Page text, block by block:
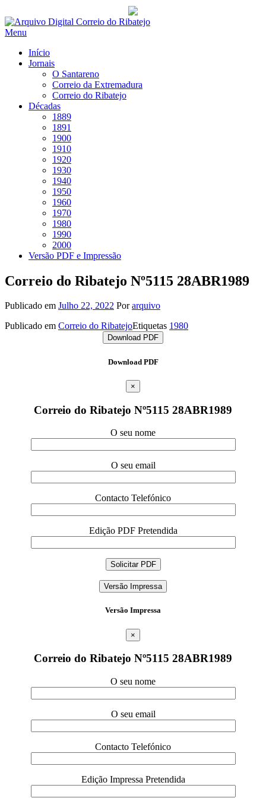
Saltar
para
Menu
Início
Jornais
O Santareno
Correio da Extremadura
Correio do Ribatejo
Décadas
1889
1891
1900
1910
1920
1930
1940
1950
1960
1970
1980
1990
2000
Versão PDF e Impressão
Correio do Ribatejo Nº5115 28ABR1989
Publicado em Julho 22, 2022 Porarquivo
Publicado em Correio do RibatejoEtiquetas 1980
Download PDF
Download PDF
×
Correio do Ribatejo Nº5115 28ABR1989
O seu nome
O seu email
Contacto Telefónico
Edição PDF Pretendida
Versão Impressa
Versão Impressa
×
Correio do Ribatejo Nº5115 28ABR1989
O seu nome
O seu email
Contacto Telefónico
Edição Impressa Pretendida